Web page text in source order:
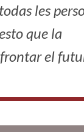
les
que la
el